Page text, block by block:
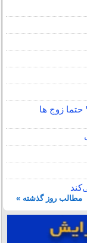
حتما زوج ها
مطالب روز گذشته »